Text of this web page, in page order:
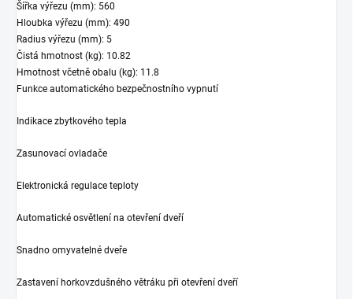
Šířka výřezu (mm): 560
Hloubka výřezu (mm): 490
Radius výřezu (mm): 5
Čistá hmotnost (kg): 10.82
Hmotnost včetně obalu (kg): 11.8
Funkce automatického bezpečnostního vypnutí
Indikace zbytkového tepla
Zasunovací ovladače
Elektronická regulace teploty
Automatické osvětlení na otevření dveří
Snadno omyvatelné dveře
Zastavení horkovzdušného větráku při otevření dveří